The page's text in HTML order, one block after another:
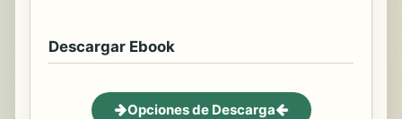
Descargar Ebook
Opciones de Descarga